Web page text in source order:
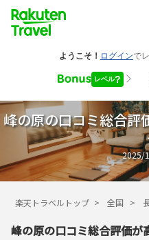
峰の原の口コミ総合評
2025/
楽天トラベルトップ > 全国 >
峰の原の口コミ総合評価が